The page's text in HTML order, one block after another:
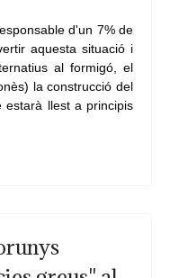
d'un 7% de
aquesta situació i
al formigó, el
la construcció del
estarà llest a principis